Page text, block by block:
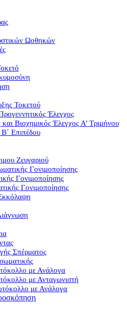
Ωοθηκών
Τοκετού
Έλεγχος
Βιοχημικός Έλεγχος Α’ Τριμήνου
Επιπέδου
Ζευγαριού
Γονιμοποίησης
Γονιμοποίησης
Γονιμοποίησης
Σπέρματος
με Ανάλογα
με Ανταγωνιστή
με Ανάλογα